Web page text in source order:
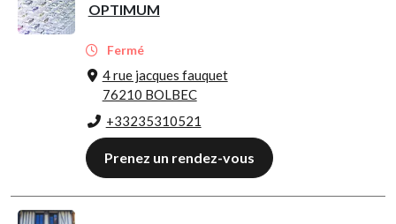
OPTIMUM
Fermé
4 rue jacques fauquet
76210 BOLBEC
+33235310521
Prenez un rendez-vous